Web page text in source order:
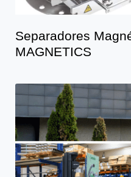
Separadores
MAGNETICS